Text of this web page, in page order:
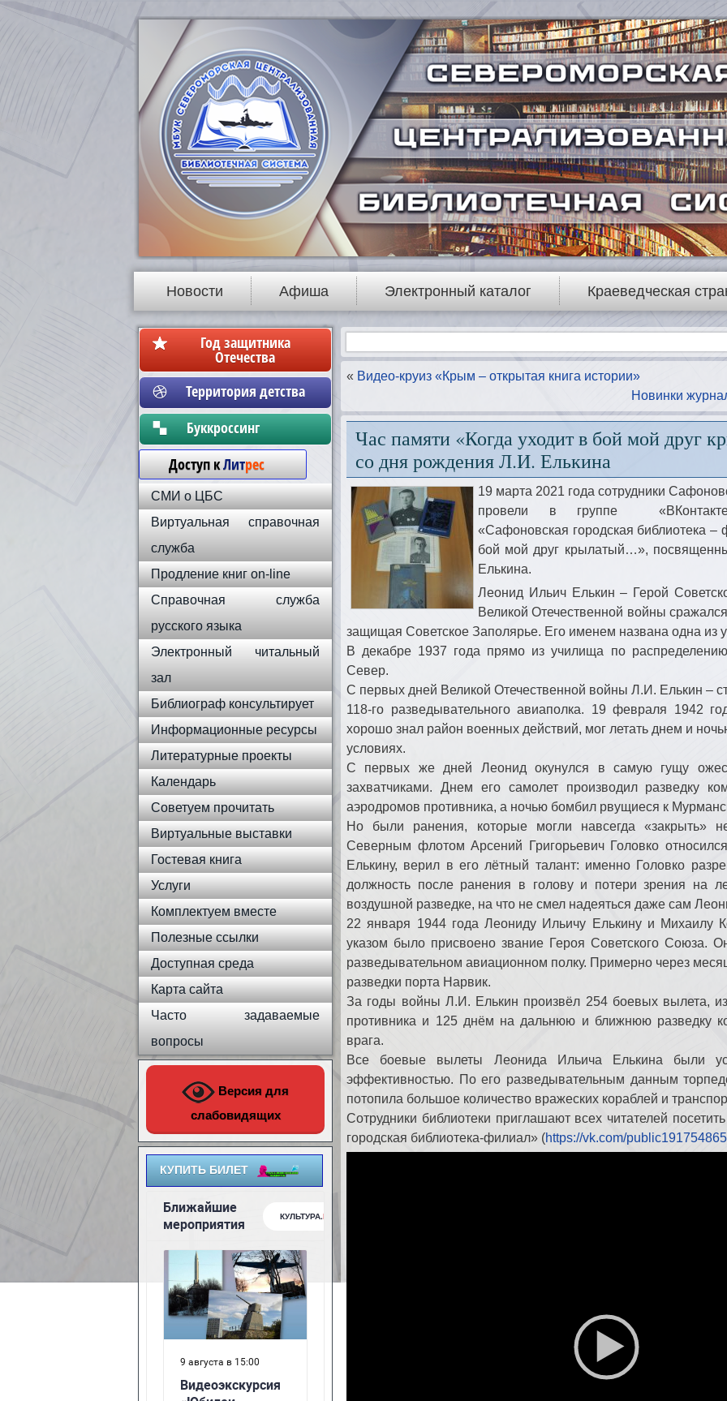
Новости Афиша Электронный каталог Краеведческая
Год защитника
Отечества
Территория детства
Бyккpoccинг
Доступ кЛитрес
СМИ о ЦБС
Виртуальная справочная
служба
Продление книг on-line
Справочная служба
русского языка
Электронный читальный
зал
Библиограф консультирует
Информационные ресурсы
Литературные проекты
Календарь
Советуем прочитать
Виртуальные выставки
Гостевая книга
Услуги
Комплектуем вместе
Полезные ссылки
Доступная среда
Карта сайта
Часто задаваемые
вопросы
Версия для
слабовидящих
КУПИТЬ БИЛЕТ
« Видео-круиз «Крым – открытая книга истории»
Новинки
Час памяти «Когда уходит в бой мой друг
со дня рождения Л.И. Елькина
19 марта 2021 года сотрудники
провели в группе
«Сафоновская городская библиотека –
бой мой друг крылатый…»,
Елькина.
Леонид Ильич Елькин – Герой
Великой Отечественной войны
защищая Советское Заполярье. Его именем названа одна из
В декабре 1937 года прямо из училища по
Север.
С первых дней Великой Отечественной войны Л.И. Елькин –
118-го разведывательного авиаполка. 19 февраля 1942
хорошо знал район военных действий, мог летать днем и
условиях.
С первых же дней Леонид окунулся в самую гущу
захватчиками. Днем его самолет производил разведку
аэродромов противника, а ночью бомбил рвущиеся к
Но были ранения, которые могли навсегда «закрыть»
Северным флотом Арсений Григорьевич Головко
Елькину, верил в его лётный талант: именно Головко
должность после ранения в голову и потери зрения на
воздушной разведке, на что не смел надеяться даже сам
22 января 1944 года Леониду Ильичу Елькину и Михаилу
указом было присвоено звание Героя Советского Союза.
разведывательном авиационном полку. Примерно через
разведки порта Нарвик.
За годы войны Л.И. Елькин произвёл 254 боевых вылета,
противника и 125 днём на дальнюю и ближнюю разведку
врага.
Все боевые вылеты Леонида Ильича Елькина были
эффективностью. По его разведывательным данным
потопила большое количество вражеских кораблей и
Сотрудники библиотеки приглашают всех читателей
городская библиотека-филиал» (https://vk.com/public191754865